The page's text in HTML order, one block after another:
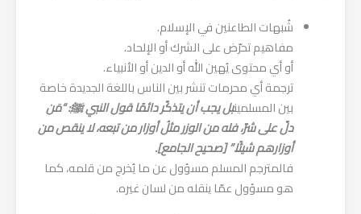
شُبهات الطاعنين في الإسلام.
مفاهيم تحرّض على الشرك أو الإلحاد.
أو أي محتوى يُهين الله أو الدين أو الأنبياء.
ترجمة أي محرمات تنشر بين الناس باللغة الجديدة خاصة
بين المسلمينبل يجب أن يتذكّر دائمًا قول النبي ﷺ: “مَن
دلّ على شرّ، فله من الوزر مثلُ أوزار من تبعه، لا ينقص من
أوزارهم شيئًا.” [صحيح الجامع].
فالمترجم المسلم مسؤول عن ما يُخرج من قلمه، كما
هو مسؤول عمّا ينقله من لسان غيره.